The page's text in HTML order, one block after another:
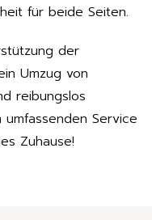
für beide Seiten.
der
Umzug von
reibungslos
Service
Zuhause!